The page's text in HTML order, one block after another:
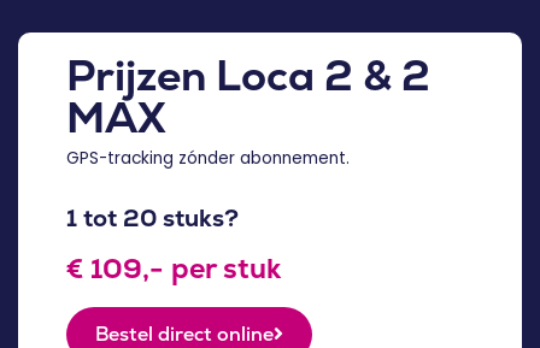
Prijzen Loca 2 & 2
MAX
GPS-tracking zónder abonnement.
1 tot 20 stuks?
€ 109,- per stuk
Bestel direct online